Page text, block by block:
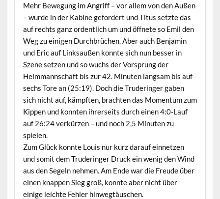
Mehr Bewegung im Angriff – vor allem von den Außen
– wurde in der Kabine gefordert und Titus setzte das
auf rechts ganz ordentlich um und öffnete so Emil den
Weg zu einigen Durchbrüchen. Aber auch Benjamin
und Eric auf Linksaußen konnte sich nun besser in
Szene setzen und so wuchs der Vorsprung der
Heimmannschaft bis zur 42. Minuten langsam bis auf
sechs Tore an (25:19). Doch die Truderinger gaben
sich nicht auf, kämpften, brachten das Momentum zum
Kippen und konnten ihrerseits durch einen 4:0-Lauf
auf 26:24 verkürzen – und noch 2,5 Minuten zu
spielen.
Zum Glück konnte Louis nur kurz darauf einnetzen
und somit dem Truderinger Druck ein wenig den Wind
aus den Segeln nehmen. Am Ende war die Freude über
einen knappen Sieg groß, konnte aber nicht über
einige leichte Fehler hinwegtäuschen.